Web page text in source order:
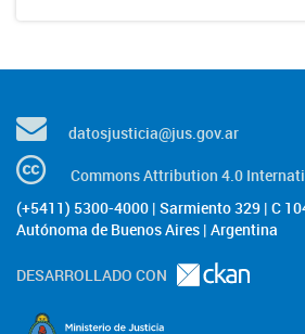
datosjusticia@jus.gov.ar
Commons Attribution 4.0
(+5411) 5300-4000 | Sarmiento 329 | C
Autónoma de Buenos Aires | Argentina
DESARROLLADO CON